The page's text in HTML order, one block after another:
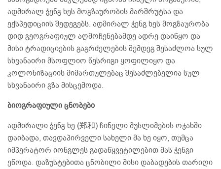
ადმირალ ჭენგ ხეს მოგზაურობის მარშრუტსა და
ექსპედიციის შედეგებს. ადმირალ ჭენგ ხეს მოგზაურობა
დიდ გეოგრაფიულ აღმოჩენებამდე ადრე დაიწყო და
მისი ტრადიციების გაგრძელების შემდეგ შესაძლოა სულ
სხვანაირი მსოფლიო წესრიგი ყოფილიყო და
კოლონიზაციის მიმართულებაც შესაძლებელია სულ
სხვანაირი გზა მისცემოდა.
ბიოგრაფიული ცნობები
ადმირალი ჭენგ ხე (郑和) ჩინელი მუსლიმების ოჯახში
დაიბადა, თავდაპირველი სახელი მა ხე იყო, თუმცა
იმპერატორ იონგლეს გადაწყვეტილებით მას ჭენგი
ეწოდა. დაზუსტებითა ცნობილი მისი დაბადების თარიღი